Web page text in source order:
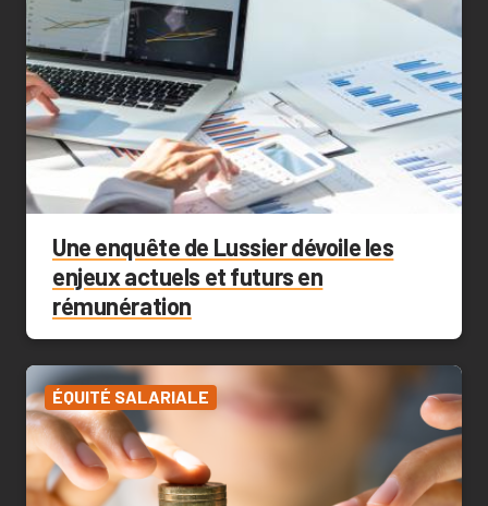
Une enquête de Lussier dévoile les
enjeux actuels et futurs en
rémunération
ÉQUITÉ SALARIALE